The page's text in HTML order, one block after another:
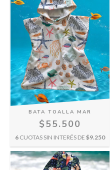
BATA TOALLA MAR
$55.500
6 CUOTAS SIN INTERÉS DE $9.250